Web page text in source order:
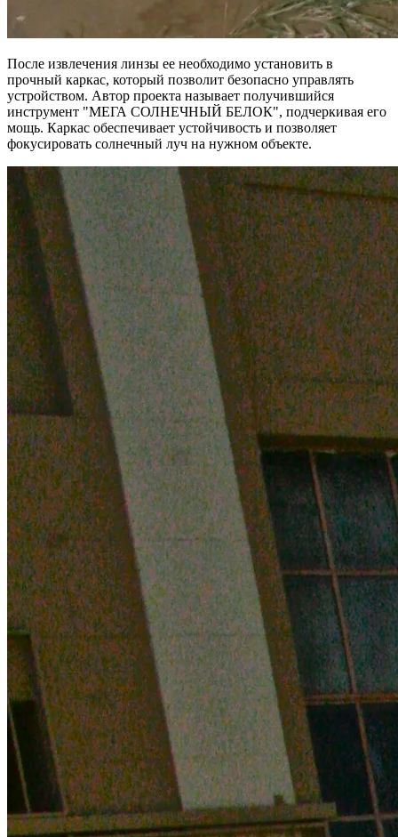
После извлечения линзы ее необходимо установить в
прочный каркас, который позволит безопасно управлять
устройством. Автор проекта называет получившийся
инструмент "МЕГА СОЛНЕЧНЫЙ БЕЛОК", подчеркивая его
мощь. Каркас обеспечивает устойчивость и позволяет
фокусировать солнечный луч на нужном объекте.